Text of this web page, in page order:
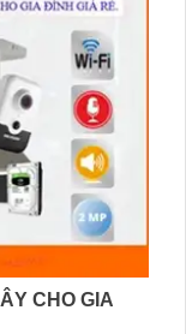
CHO GIA